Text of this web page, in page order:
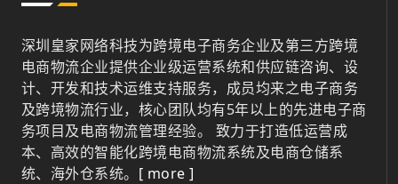
深圳皇家网络科技为跨境电子商务企业及第三方跨境
电商物流企业提供企业级运营系统和供应链咨询、设
计、开发和技术运维支持服务，成员均来之电子商务
及跨境物流行业，核心团队均有5年以上的先进电子商
务项目及电商物流管理经验。 致力于打造低运营成
本、高效的智能化跨境电商物流系统及电商仓储系
统、海外仓系统。 [ more ]